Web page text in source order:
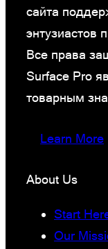
сайта
энтузиастов
Все права
Surface Pro
товарным
Learn More
About Us
Start
Our